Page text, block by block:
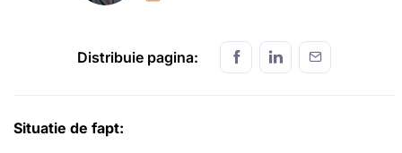
Distribuie pagina:
Situatie de fapt: